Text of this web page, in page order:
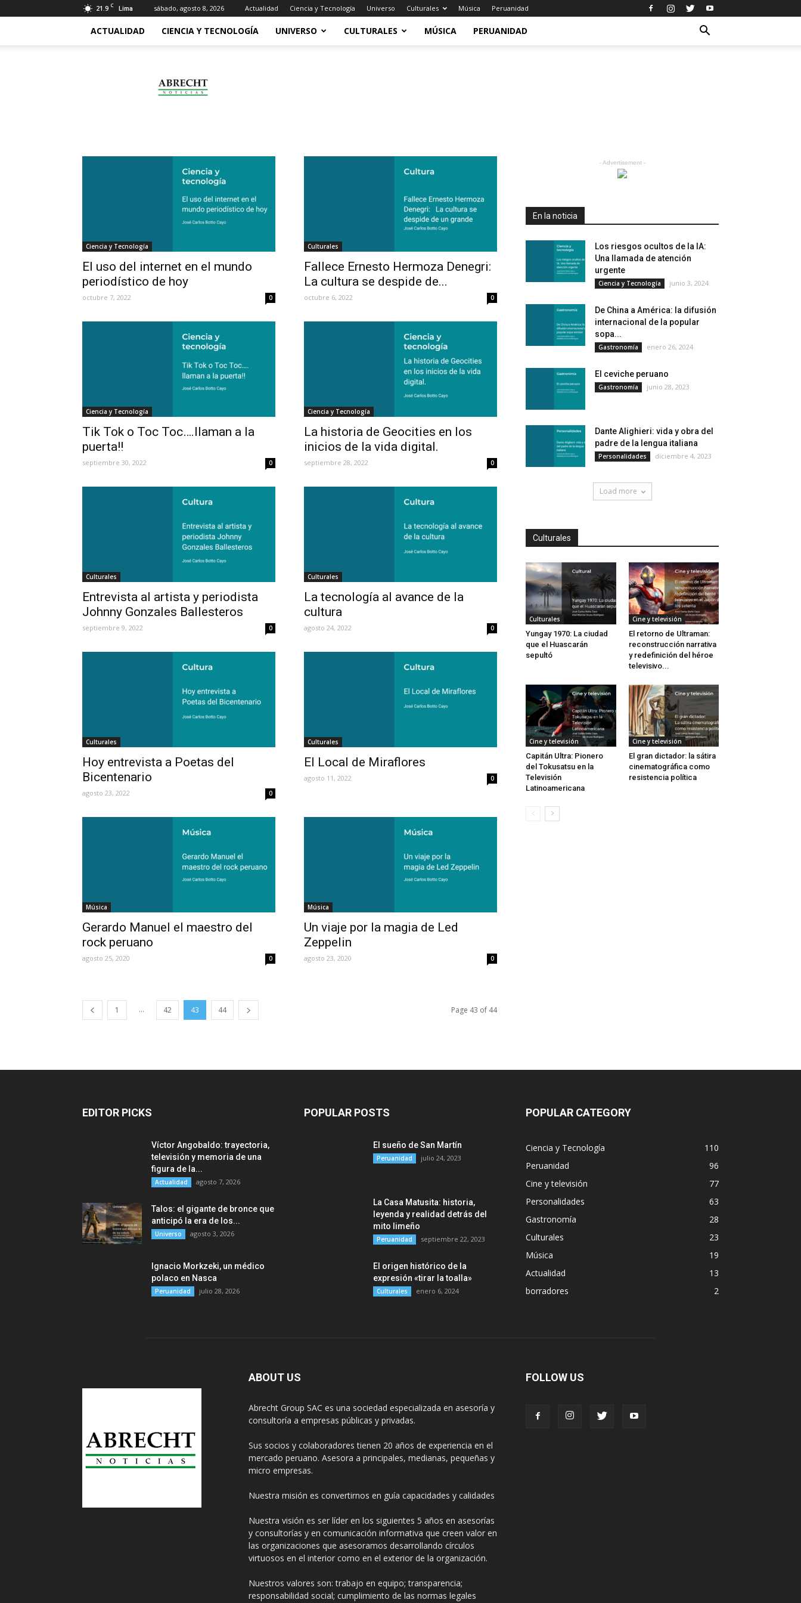
21.9 C Lima sábado, agosto 8, 2026 Actualidad Ciencia y Tecnología Universo Culturales Música Peruanidad
ACTUALIDAD CIENCIA Y TECNOLOGÍA UNIVERSO CULTURALES MÚSICA PERUANIDAD
Ciencia y Tecnología
El uso del internet en el mundo
periodístico de hoy
octubre 7, 2022 0
Culturales
Fallece Ernesto Hermoza Denegri:
La cultura se despide de...
octubre 6, 2022 0
Ciencia y Tecnología
Tik Tok o Toc Toc….llaman a la
puerta!!
septiembre 30, 2022 0
Ciencia y Tecnología
La historia de Geocities en los
inicios de la vida digital.
septiembre 28, 2022 0
Culturales
Entrevista al artista y periodista
Johnny Gonzales Ballesteros
septiembre 9, 2022 0
Culturales
La tecnología al avance de la
cultura
agosto 24, 2022 0
Culturales
Hoy entrevista a Poetas del
Bicentenario
agosto 23, 2022 0
Culturales
El Local de Miraflores
agosto 11, 2022 0
Música
Gerardo Manuel el maestro del
rock peruano
agosto 25, 2020 0
Música
Un viaje por la magia de Led
Zeppelin
agosto 23, 2020 0
1 ... 42 43 44 Page 43 of 44
- Advertisement -
En la noticia
Los riesgos ocultos de la IA:
Una llamada de atención
urgente
Ciencia y Tecnología junio 3, 2024
De China a América: la difusión
internacional de la popular
sopa...
Gastronomía enero 26, 2024
El ceviche peruano
Gastronomía junio 28, 2023
Dante Alighieri: vida y obra del
padre de la lengua italiana
Personalidades diciembre 4, 2023
Load more
Culturales
Culturales
Yungay 1970: La ciudad
que el Huascarán
sepultó
Cine y televisión
El retorno de Ultraman:
reconstrucción narrativa
y redefinición del héroe
televisivo...
Cine y televisión
Capitán Ultra: Pionero
del Tokusatsu en la
Televisión
Latinoamericana
Cine y televisión
El gran dictador: la sátira
cinematográfica como
resistencia política
EDITOR PICKS
Víctor Angobaldo: trayectoria,
televisión y memoria de una
figura de la...
Actualidad agosto 7, 2026
Talos: el gigante de bronce que
anticipó la era de los...
Universo agosto 3, 2026
Ignacio Morkzeki, un médico
polaco en Nasca
Peruanidad julio 28, 2026
POPULAR POSTS
El sueño de San Martín
Peruanidad julio 24, 2023
La Casa Matusita: historia,
leyenda y realidad detrás del
mito limeño
Peruanidad septiembre 22, 2023
El origen histórico de la
expresión «tirar la toalla»
Culturales enero 6, 2024
POPULAR CATEGORY
Ciencia y Tecnología
110
Peruanidad
96
Cine y televisión
77
Personalidades
63
Gastronomía
28
Culturales
23
Música
19
Actualidad
13
borradores
2
ABOUT US
Abrecht Group SAC es una sociedad especializada en asesoría y
consultoría a empresas públicas y privadas.
Sus socios y colaboradores tienen 20 años de experiencia en el
mercado peruano. Asesora a principales, medianas, pequeñas y
micro empresas.
Nuestra misión es convertirnos en guía capacidades y calidades
Nuestra visión es ser líder en los siguientes 5 años en asesorías
y consultorías y en comunicación informativa que creen valor en
las organizaciones que asesoramos desarrollando círculos
virtuosos en el interior como en el exterior de la organización.
Nuestros valores son: trabajo en equipo; transparencia;
responsabilidad social; cumplimiento de las normas legales
FOLLOW US